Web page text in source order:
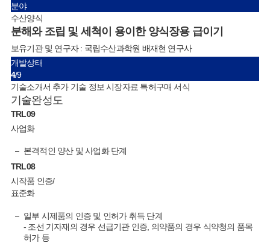
분야
수산양식
분해와 조립 및 세척이 용이한 양식장용 급이기
보유기관 및 연구자 : 국립수산과학원 배재현 연구사
개발상태
4/9
기술소개서 추가 기술 정보 시장자료 특허구매 서식
기술완성도
TRL09
사업화
본격적인 양산 및 사업화 단계
TRL08
시작품 인증/
표준화
일부 시제품의 인증 및 인허가 취득 단계
- 조선 기자재의 경우 선급기관 인증, 의약품의 경우 식약청의 품목
허가 등